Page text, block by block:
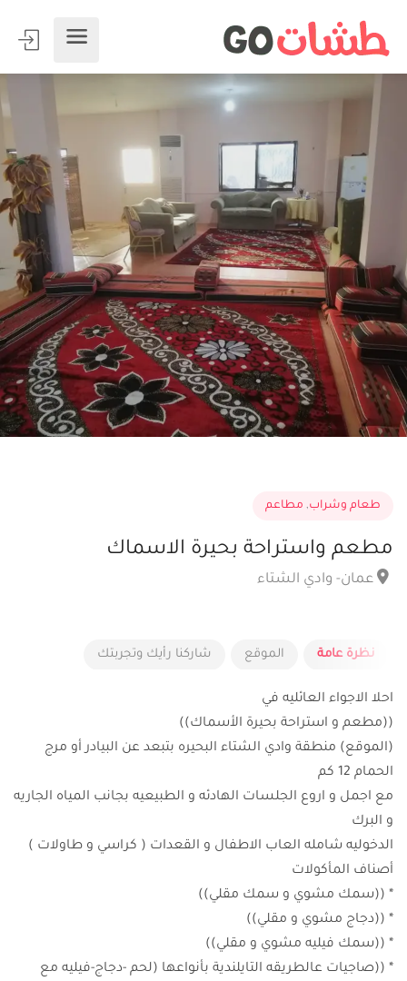
طعام وشراب, مطاعم
مطعم واستراحة بحيرة الاسماك
عمان- وادي الشتاء
نظرة عامة الموقع شاركنا رأيك وتجربتك
احلا الاجواء العائليه في
((مطعم و استراحة بحيرة الأسماك))
(الموقع) منطقة وادي الشتاء البحيره بتبعد عن البيادر أو مرج
الحمام 12 كم
مع اجمل و اروع الجلسات الهادئه و الطبيعيه بجانب المياه الجاريه
و البرك
الدخوليه شامله العاب الاطفال و القعدات ( كراسي و طاولات )
أصناف المأكولات
* ((سمك مشوي و سمك مقلي))
* ((دجاج مشوي و مقلي))
* ((سمك فيليه مشوي و مقلي))
* ((صاجيات عالطريقه التايلندية بأنواعها (لحم -دجاج-فيليه مع